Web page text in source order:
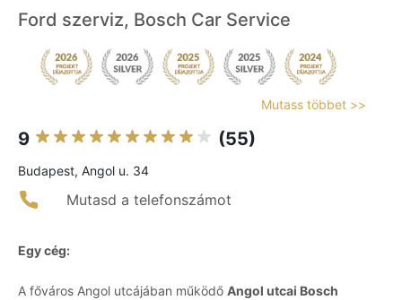
Ford szerviz, Bosch Car Service
Mutass többet >>
9 (55)
Budapest, Angol u. 34
Mutasd a telefonszámot
Egy cég:
A főváros Angol utcájában működő Angol utcai Bosch